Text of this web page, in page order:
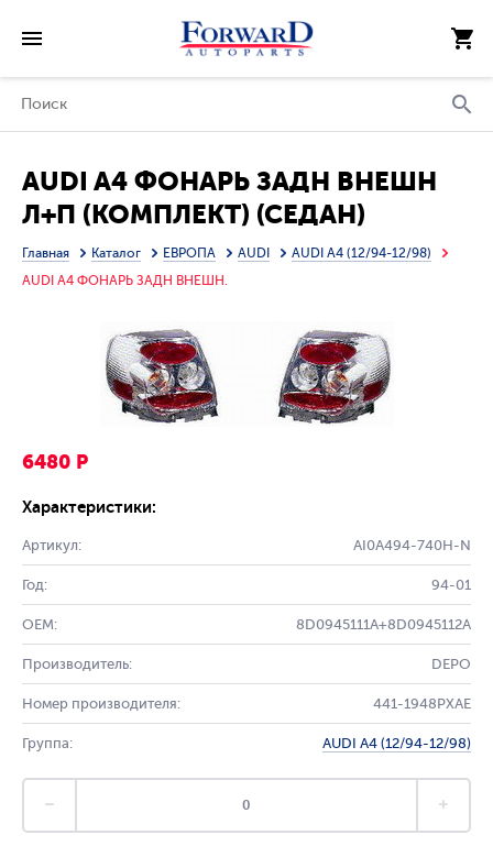
AUDI A4 ФОНАРЬ ЗАДН ВНЕШН
Л+П (КОМПЛЕКТ) (СЕДАН)
ТЮНИНГ 3D-ДИЗАЙН ПРОЗРАЧ
ВНУТРИ (DEPO) ХРОМ
Главная Каталог ЕВРОПА AUDI
AUDI A4 (12/94-12/98)
AUDI A4 ФОНАРЬ ЗАДН ВНЕШН.
6480 Р
Характеристики:
Артикул: AI0A494-740H-N
Год: 94-01
OEM: 8D0945111A+8D0945112A
Производитель: DEPO
Номер производителя: 441-1948PXAE
Группа: AUDI A4 (12/94-12/98)